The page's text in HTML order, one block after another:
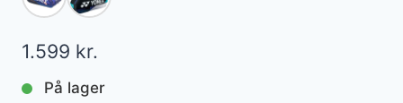
1.599 kr.
På lager